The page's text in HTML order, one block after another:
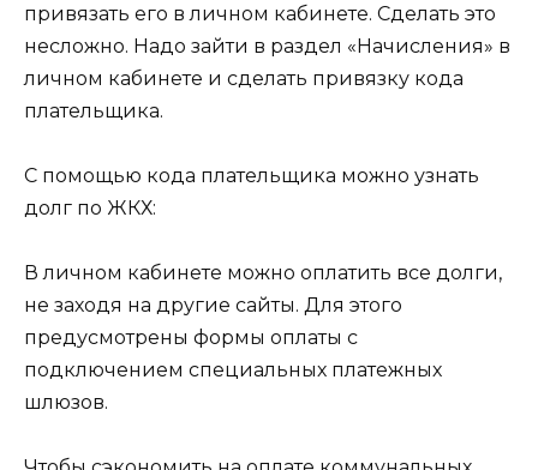
привязать его в личном кабинете. Сделать это
несложно. Надо зайти в раздел «Начисления» в
личном кабинете и сделать привязку кода
плательщика.
С помощью кода плательщика можно узнать
долг по ЖКХ:
В личном кабинете можно оплатить все долги,
не заходя на другие сайты. Для этого
предусмотрены формы оплаты с
подключением специальных платежных
шлюзов.